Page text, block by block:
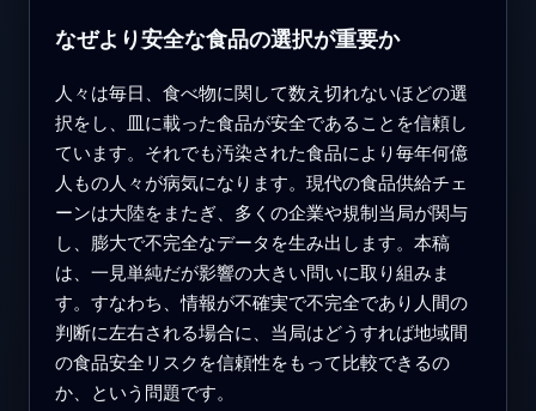
なぜより安全な食品の選択が重要か
人々は毎日、食べ物に関して数え切れないほどの選
択をし、皿に載った食品が安全であることを信頼し
ています。それでも汚染された食品により毎年何億
人もの人々が病気になります。現代の食品供給チェ
ーンは大陸をまたぎ、多くの企業や規制当局が関与
し、膨大で不完全なデータを生み出します。本稿
は、一見単純だが影響の大きい問いに取り組みま
す。すなわち、情報が不確実で不完全であり人間の
判断に左右される場合に、当局はどうすれば地域間
の食品安全リスクを信頼性をもって比較できるの
か、という問題です。